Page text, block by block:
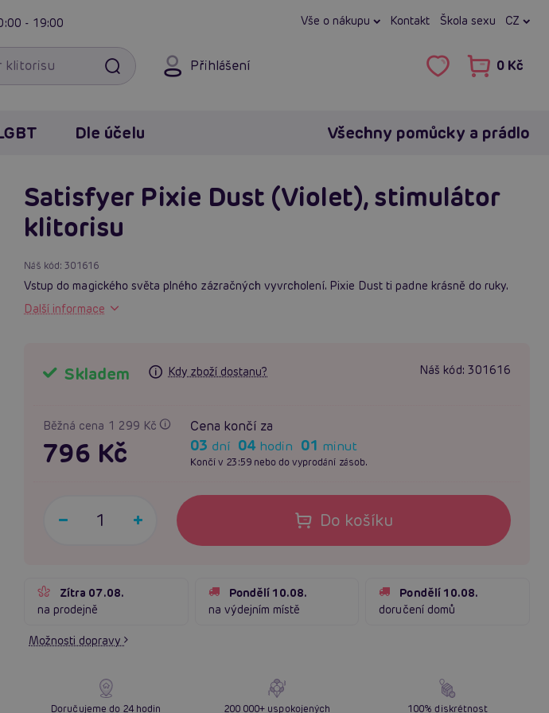
- 19:00 Vše o nákupu Kontakt Škola sexu CZ
Přihlášení 0 Kč
Dle účelu Všechny pomůcky a prádlo
Satisfyer Pixie Dust (Violet), stimulátor
klitorisu
Náš kód:301616
Vstup do magického světa plného zázračných vyvrcholení. Pixie Dust ti padne krásně do ruky.
Další informace
Skladem Kdy zboží dostanu? Náš kód: 301616
Běžná cena 1 299 Kč
796 Kč
Cena končí za
03 dní 04 hodin 01 minut
Končí v 23:59 nebo do vyprodání zásob.
Do košíku
Zítra 07.08.
na prodejně
Pondělí 10.08.
na výdejním místě
Pondělí 10.08.
doručení domů
Možnosti dopravy
Doručujeme do 24 hodin 200 000+ uspokojených 100% diskrétnost